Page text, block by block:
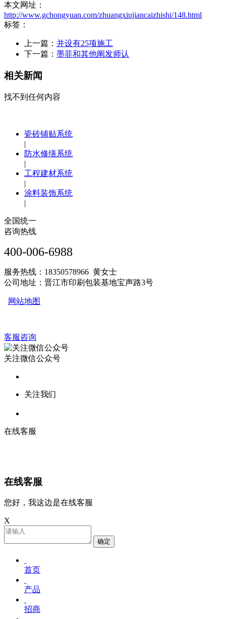
本文网址：
http://www.gchongyuan.com/zhuangxiujiancaizhishi/148.html
标签：
上一篇： 并设有25项施工
下一篇： 墨菲和其他阐发师认
相关新闻
找不到任何内容
瓷砖铺贴系统
|
防水修缮系统
|
工程建材系统
|
涂料装饰系统
|
全国统一
咨询热线
400-006-6988
服务热线：18350578966 黄女士
公司地址：晋江市印刷包装基地宝声路3号
网站地图
客服咨询
关注微信公众号
关注我们
在线客服
在线客服
您好，我这边是在线客服
X
确定
首页
产品
招商